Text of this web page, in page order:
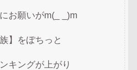
お願いがm(_ _)m
】をぽちっと
キングが上がり